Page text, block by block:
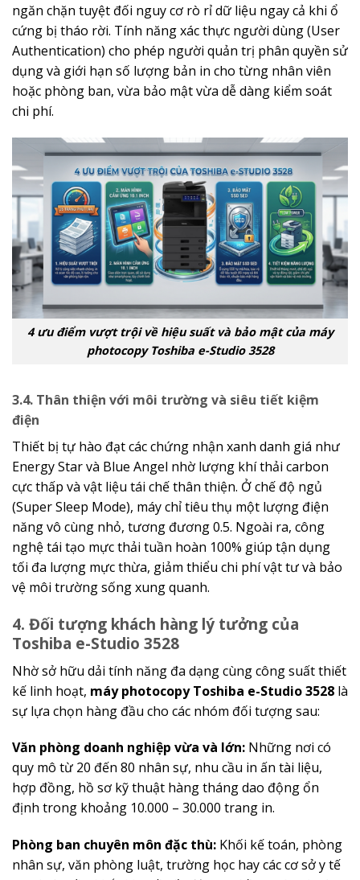
ngăn chặn tuyệt đối nguy cơ rò rỉ dữ liệu ngay cả khi ổ
cứng bị tháo rời. Tính năng xác thực người dùng (User
Authentication) cho phép người quản trị phân quyền sử
dụng và giới hạn số lượng bản in cho từng nhân viên
hoặc phòng ban, vừa bảo mật vừa dễ dàng kiểm soát
chi phí.
4 ưu điểm vượt trội về hiệu suất và bảo mật của máy
photocopy Toshiba e-Studio 3528
3.4. Thân thiện với môi trường và siêu tiết kiệm
điện
Thiết bị tự hào đạt các chứng nhận xanh danh giá như
Energy Star và Blue Angel nhờ lượng khí thải carbon
cực thấp và vật liệu tái chế thân thiện. Ở chế độ ngủ
(Super Sleep Mode), máy chỉ tiêu thụ một lượng điện
năng vô cùng nhỏ, tương đương0.5. Ngoài ra, công
nghệ tái tạo mực thải tuần hoàn 100% giúp tận dụng
tối đa lượng mực thừa, giảm thiểu chi phí vật tư và bảo
vệ môi trường sống xung quanh.
4. Đối tượng khách hàng lý tưởng của
Toshiba e-Studio 3528
Nhờ sở hữu dải tính năng đa dạng cùng công suất thiết
kế linh hoạt, máy photocopy Toshiba e-Studio 3528 là
sự lựa chọn hàng đầu cho các nhóm đối tượng sau:
Văn phòng doanh nghiệp vừa và lớn: Những nơi có
quy mô từ 20 đến 80 nhân sự, nhu cầu in ấn tài liệu,
hợp đồng, hồ sơ kỹ thuật hàng tháng dao động ổn
định trong khoảng 10.000 – 30.000 trang in.
Phòng ban chuyên môn đặc thù: Khối kế toán, phòng
nhân sự, văn phòng luật, trường học hay các cơ sở y tế